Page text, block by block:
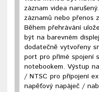
záznam videa
záznamů nebo přenos
Během přehrávání
být na barevném
dodatečně vytvořeny
port pro přímé spojení
notebookem. Výstup
/ NTSC pro přípojení
napěťový napáječ /